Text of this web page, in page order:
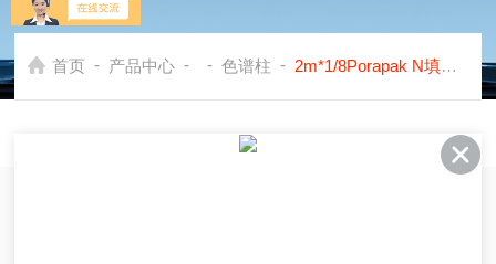
首页 - 产品中心 - - 色谱柱 - 2m*1/8Porapak N填充色谱柱应用岛津GC14C